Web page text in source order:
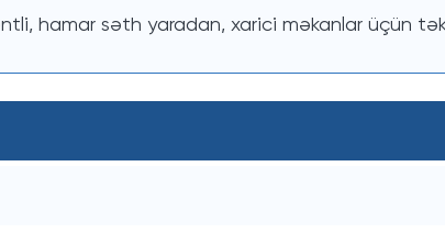
hamar səth yaradan, xarici məkanlar üçün